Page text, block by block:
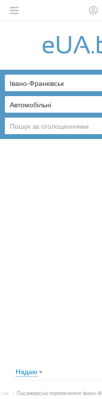
Українська
Автомобільні
Івано-Франківськ
Надаю
/ Пасажирські перевезення Івано-